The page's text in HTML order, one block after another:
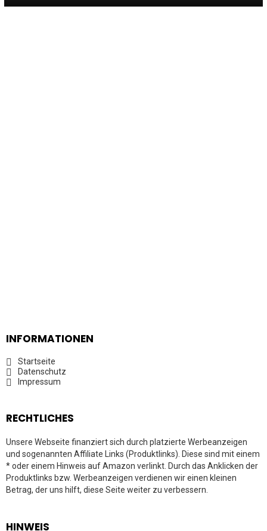
INFORMATIONEN
Startseite
Datenschutz
Impressum
RECHTLICHES
Unsere Webseite finanziert sich durch platzierte Werbeanzeigen
und sogenannten Affiliate Links (Produktlinks). Diese sind mit einem
* oder einem Hinweis auf Amazon verlinkt. Durch das Anklicken der
Produktlinks bzw. Werbeanzeigen verdienen wir einen kleinen
Betrag, der uns hilft, diese Seite weiter zu verbessern.
HINWEIS